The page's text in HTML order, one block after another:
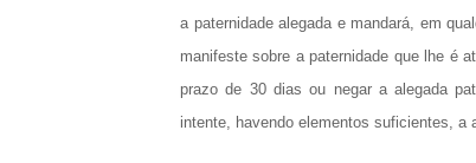
a paternidade alegada e mandará, em
manifeste sobre a paternidade que lhe é
prazo de 30 dias ou negar a alegada
intente, havendo elementos suficientes, a